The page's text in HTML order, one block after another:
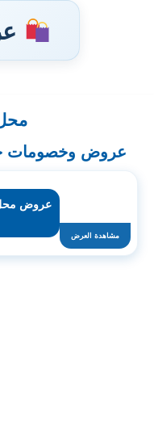
إلىعروض وخصومات
مشاهدة العرض
عروض محل